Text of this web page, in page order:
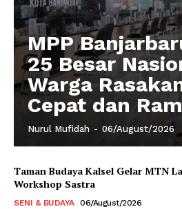
MPP
25 Besar
Warga
Cepat dan
Nurul Mufidah - 06/August/2026
Taman Budaya Kalsel Gelar MTN
Workshop Sastra
SENI & BUDAYA 06/August/2026